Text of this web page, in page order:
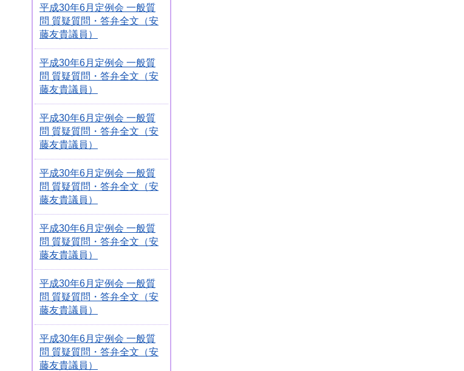
平成30年6月定例会 一般質
問 質疑質問・答弁全文（安
藤友貴議員）
平成30年6月定例会 一般質
問 質疑質問・答弁全文（安
藤友貴議員）
平成30年6月定例会 一般質
問 質疑質問・答弁全文（安
藤友貴議員）
平成30年6月定例会 一般質
問 質疑質問・答弁全文（安
藤友貴議員）
平成30年6月定例会 一般質
問 質疑質問・答弁全文（安
藤友貴議員）
平成30年6月定例会 一般質
問 質疑質問・答弁全文（安
藤友貴議員）
平成30年6月定例会 一般質
問 質疑質問・答弁全文（安
藤友貴議員）